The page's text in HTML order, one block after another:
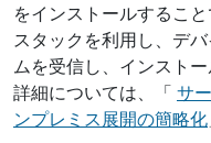
をインストールするこ
スタックを利用し、デ
ムを受信し、インスト
詳細については、「 サ
ンプレミス展開の簡略化